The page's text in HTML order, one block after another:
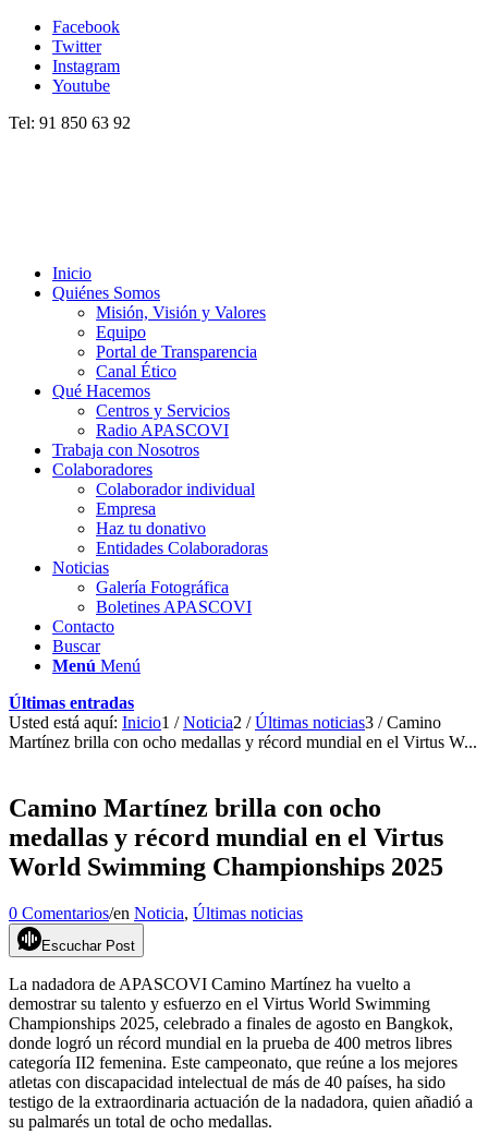
Facebook
Twitter
Instagram
Youtube
Tel: 91 850 63 92
Inicio
Quiénes Somos
Misión, Visión y Valores
Equipo
Portal de Transparencia
Canal Ético
Qué Hacemos
Centros y Servicios
Radio APASCOVI
Trabaja con Nosotros
Colaboradores
Colaborador individual
Empresa
Haz tu donativo
Entidades Colaboradoras
Noticias
Galería Fotográfica
Boletines APASCOVI
Contacto
Buscar
Menú Menú
Últimas entradas
Usted está aquí: Inicio1 / Noticia2 / Últimas noticias3 / Camino
Martínez brilla con ocho medallas y récord mundial en el Virtus W...
Camino Martínez brilla con ocho
medallas y récord mundial en el Virtus
World Swimming Championships 2025
0 Comentarios/en Noticia, Últimas noticias
Escuchar Post
La nadadora de APASCOVI Camino Martínez ha vuelto a
demostrar su talento y esfuerzo en el Virtus World Swimming
Championships 2025, celebrado a finales de agosto en Bangkok,
donde logró un récord mundial en la prueba de 400 metros libres
categoría II2 femenina. Este campeonato, que reúne a los mejores
atletas con discapacidad intelectual de más de 40 países, ha sido
testigo de la extraordinaria actuación de la nadadora, quien añadió a
su palmarés un total de ocho medallas.